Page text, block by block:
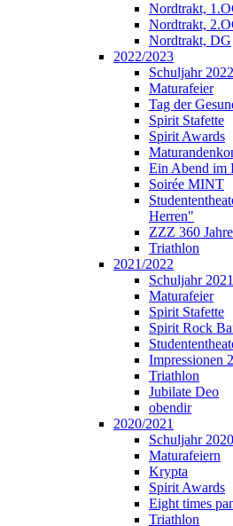
Nordtrakt,
Nordtrakt,
Nordtrakt, DG
2022/2023
Schuljahr
Maturafeier
Tag der
Spirit Stafette
Spirit Awards
Ein Abend im
Soirée MINT
Herren"
ZZZ 360
Triathlon
2021/2022
Schuljahr
Maturafeier
Spirit Stafette
Spirit Rock
Impressionen
Triathlon
Jubilate Deo
obendir
2020/2021
Schuljahr
Maturafeiern
Krypta
Spirit Awards
Eight times
Triathlon